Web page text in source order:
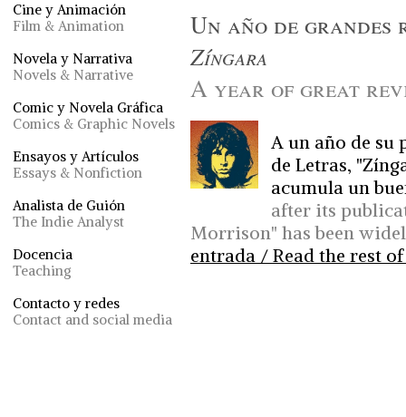
Cine y Animación
Film & Animation
Novela y Narrativa
Novels & Narrative
Comic y Novela Gráfica
Comics & Graphic Novels
Ensayos y Artículos
Essays & Nonfiction
Analista de Guión
The Indie Analyst
Docencia
Teaching
Contacto y redes
Contact and social media
Un año de grandes
Zíngara
A year of great
A un año de
de Letras,
acumula un
after its
Morrison" has been
entrada / Read the rest